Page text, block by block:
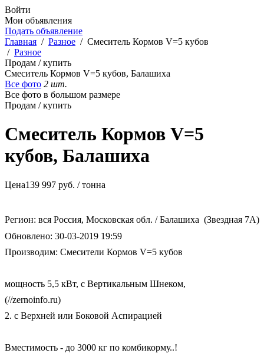
Войти
Мои объявления
Подать объявление
Главная / Разное / Смеситель Кормов V=5 кубов
/ Разное
Продам / купить
Смеситель Кормов V=5 кубов, Балашиха
Все фото 2 шт.
Все фото в большом размере
Продам / купить
Смеситель Кормов V=5
кубов, Балашиха
Цена139 997 руб. / тонна
Регион: вся Россия, Московская обл. / Балашиха (Звездная 7А)
Обновлено: 30-03-2019 19:59
Производим: Смесители Кормов V=5 кубов
мощность 5,5 кВт, с Вертикальным Шнеком,
(//zernoinfo.ru)
2. с Верхней или Боковой Аспирацией
Вместимость - до 3000 кг по комбикорму..!